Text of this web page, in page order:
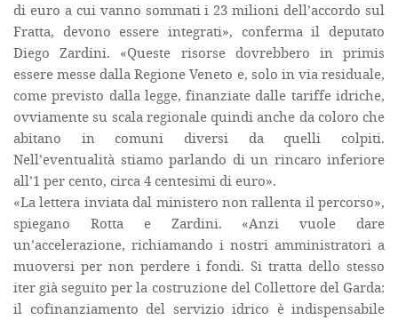
di euro a cui vanno sommati i 23 milioni dell’accordo sul
Fratta, devono essere integrati», conferma il deputato
Diego Zardini. «Queste risorse dovrebbero in primis
essere messe dalla Regione Veneto e, solo in via residuale,
come previsto dalla legge, finanziate dalle tariffe idriche,
ovviamente su scala regionale quindi anche da coloro che
abitano in comuni diversi da quelli colpiti.
Nell’eventualità stiamo parlando di un rincaro inferiore
all’1 per cento, circa 4 centesimi di euro».
«La lettera inviata dal ministero non rallenta il percorso»,
spiegano Rotta e Zardini. «Anzi vuole dare
un’accelerazione, richiamando i nostri amministratori a
muoversi per non perdere i fondi. Si tratta dello stesso
iter già seguito per la costruzione del Collettore del Garda:
il cofinanziamento del servizio idrico è indispensabile